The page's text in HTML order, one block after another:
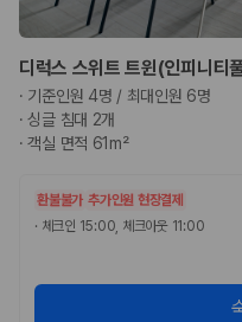
디럭스 스위트 트윈(인피니티
· 기준인원 4명 / 최대인원 6명
·싱글 침대 2개
·객실 면적 61m²
환불불가 추가인원 현장결제
· 체크인 15:00, 체크아웃 11:00